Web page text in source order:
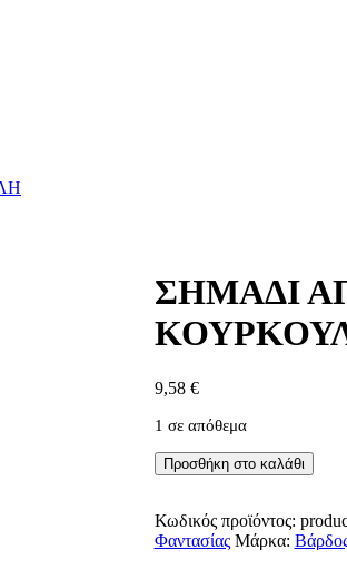
ΣΗΜΑΔΙ
9,58 €
1 σε απόθεμα
ΣΗΜΑΔΙ
ΑΠΟ
-
ΝΕΛΛΗ
Προσθήκη στο καλάθι
Κωδικός προϊόντος:
Φαντασίας Μάρκα: